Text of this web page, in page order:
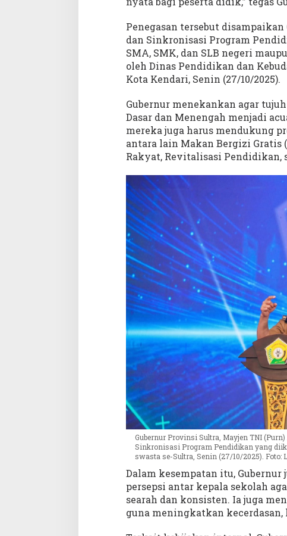
Penegasan tersebut
dan Sinkronisasi Program
SMA, SMK, dan SLB negeri
oleh Dinas Pendidikan dan
Kota Kendari, Senin (27/10/2025).
Gubernur menekankan agar
Dasar dan Menengah menjadi
mereka juga harus mendukung
antara lain Makan Bergizi Gratis
Rakyat, Revitalisasi
Gubernur Provinsi Sultra, Mayjen TNI
Sinkronisasi Program Pendidikan yang
swasta se-Sultra, Senin (27/10/2025). Foto:
Dalam kesempatan itu,
persepsi antar kepala sekolah
searah dan konsisten. Ia juga
guna meningkatkan